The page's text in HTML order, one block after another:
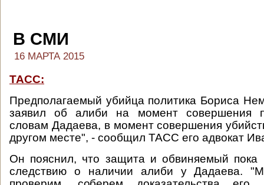
В СМИ
16 МАРТА 2015
ТАСС:
Предполагаемый убийца политика Бориса
заявил об алиби на момент совершения
словам Дадаева, в момент совершения
другом месте", - сообщил ТАСС его адвокат
Он пояснил, что защита и обвиняемый пока
следствию о наличии алиби у Дадаева.